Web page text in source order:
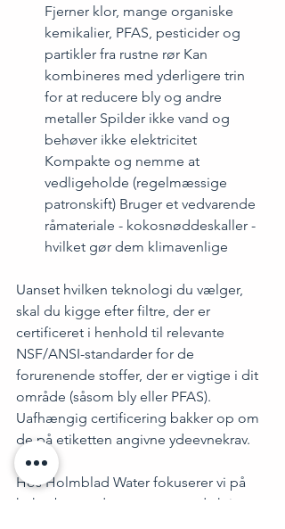
Fjerner klor, mange organiske
kemikalier, PFAS, pesticider og
partikler fra rustne rør Kan
kombineres med yderligere trin
for at reducere bly og andre
metaller Spilder ikke vand og
behøver ikke elektricitet
Kompakte og nemme at
vedligeholde (regelmæssige
patronskift) Bruger et vedvarende
råmateriale - kokosnøddeskaller -
hvilket gør dem klimavenlige
Uanset hvilken teknologi du vælger,
skal du kigge efter filtre, der er
certificeret i henhold til relevante
NSF/ANSI-standarder for de
forurenende stoffer, der er vigtige i dit
område (såsom bly eller PFAS).
Uafhængig certificering bakker op om
de på etiketten angivne ydeevnekrav.
Hos Holmblad Water fokuserer vi på
kokosbaserede systemer med aktivt